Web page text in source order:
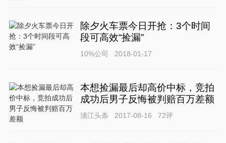
除夕火车票今日开抢：3个时间
段可高效“捡漏”
10%公司 2018-01-17
本想捡漏最后却高价中标，竞拍
成功后男子反悔被判赔百万差额
浦江头条 2017-08-16 72评